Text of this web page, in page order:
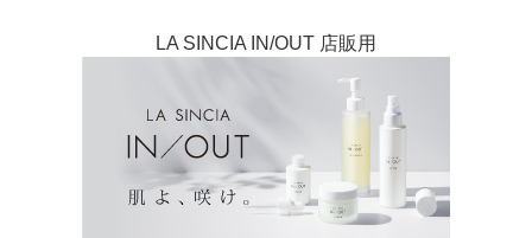
LA SINCIA IN/OUT 店販用